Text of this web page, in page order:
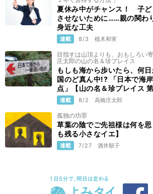
夏休み中がチャンス！ 子ど
させないために……親の関わ
身近な工夫
連載 8/3 植木和実
目指すは山頂よりも、おもしろい
庄太郎の山の名＆珍プレイス
もしも海から歩いたら、何
国のど真ん中!? 「日本で海
点」【山の名＆珍プレイス 第
連載 8/2 高橋庄太郎
孤独の功罪
草葉の陰でご先祖様は何を
も残る小さなイエ】
連載 7/27 酒井順子